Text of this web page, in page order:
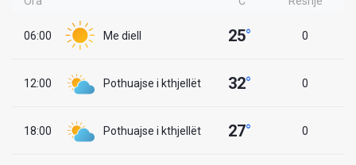
06:00 Me diell 25° 0
12:00 Pothuajse i kthjellët 32° 0
18:00 Pothuajse i kthjellët 27° 0